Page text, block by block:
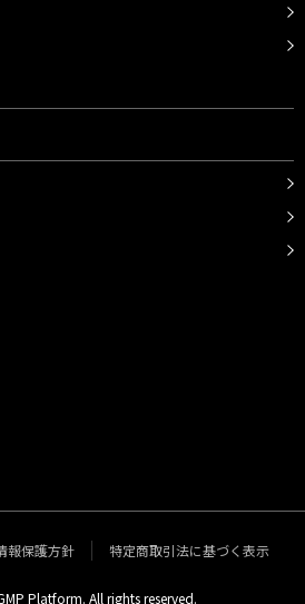
報保護方針 特定商取引法に基づく表示
Platform. All rights reserved.